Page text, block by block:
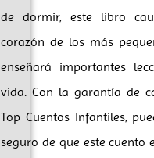
de dormir, este libro
corazón de los más
enseñará importantes
vida. Con la garantía de
Top Cuentos Infantiles,
seguro de que este cuento